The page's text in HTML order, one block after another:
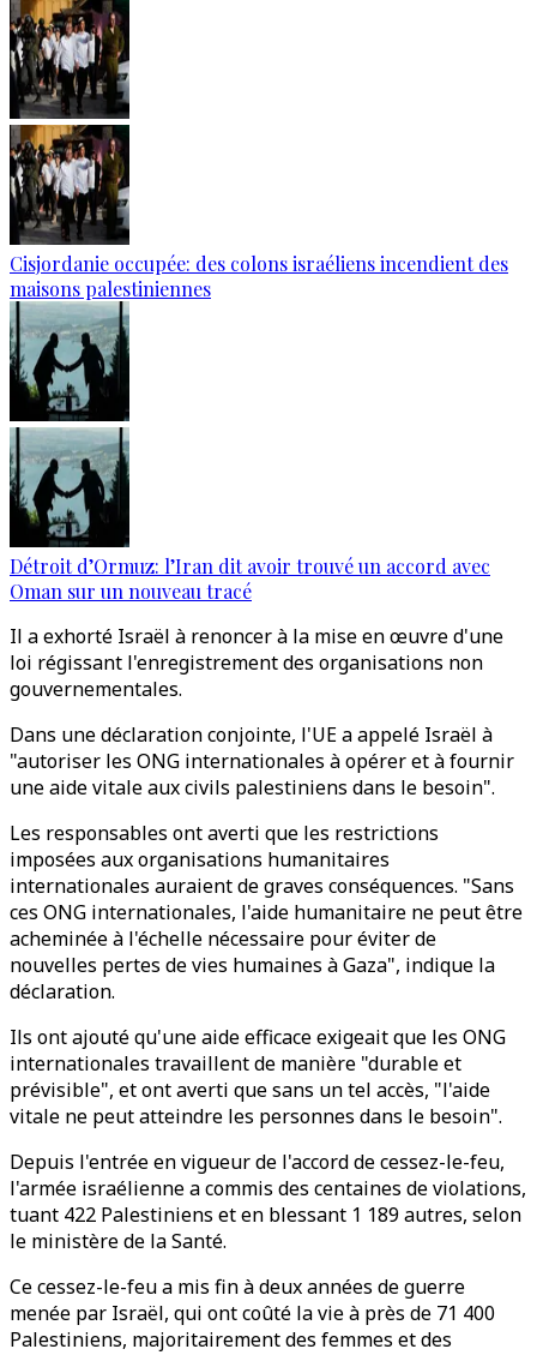
Cisjordanie occupée: des colons israéliens incendient des
maisons palestiniennes
Détroit d’Ormuz: l’Iran dit avoir trouvé un accord avec
Oman sur un nouveau tracé
Il a exhorté Israël à renoncer à la mise en œuvre d'une
loi régissant l'enregistrement des organisations non
gouvernementales.
Dans une déclaration conjointe, l'UE a appelé Israël à
"autoriser les ONG internationales à opérer et à fournir
une aide vitale aux civils palestiniens dans le besoin".
Les responsables ont averti que les restrictions
imposées aux organisations humanitaires
internationales auraient de graves conséquences. "Sans
ces ONG internationales, l'aide humanitaire ne peut être
acheminée à l'échelle nécessaire pour éviter de
nouvelles pertes de vies humaines à Gaza", indique la
déclaration.
Ils ont ajouté qu'une aide efficace exigeait que les ONG
internationales travaillent de manière "durable et
prévisible", et ont averti que sans un tel accès, "l'aide
vitale ne peut atteindre les personnes dans le besoin".
Depuis l'entrée en vigueur de l'accord de cessez-le-feu,
l'armée israélienne a commis des centaines de violations,
tuant 422 Palestiniens et en blessant 1 189 autres, selon
le ministère de la Santé.
Ce cessez-le-feu a mis fin à deux années de guerre
menée par Israël, qui ont coûté la vie à près de 71 400
Palestiniens, majoritairement des femmes et des